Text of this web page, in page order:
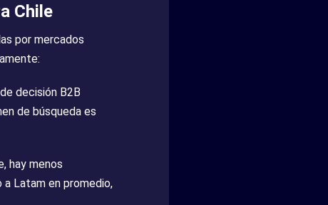
Chile
por mercados
decisión B2B
de búsqueda es
hay menos
Latam en promedio,